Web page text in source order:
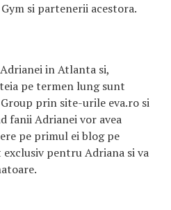
si partenerii acestora.
in Atlanta si,
pe termen lung sunt
prin site-urile eva.ro si
fanii Adrianei vor avea
pe primul ei blog pe
pentru Adriana si va